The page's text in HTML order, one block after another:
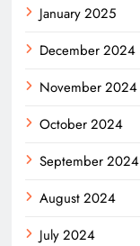
January 2025
December 2024
November 2024
October 2024
September 2024
August 2024
July 2024